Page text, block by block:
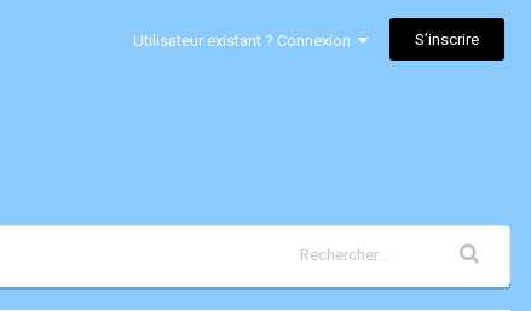
Utilisateur existant ? Connexion S’inscrire